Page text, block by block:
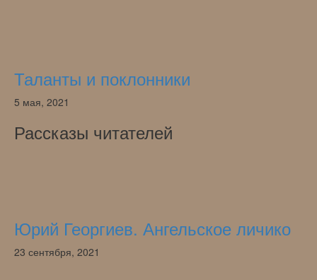
Таланты и поклонники
5 мая, 2021
Рассказы читателей
Юрий Георгиев. Ангельское личико
23 сентября, 2021